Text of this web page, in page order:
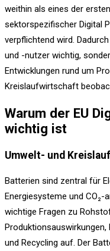
weithin als eines der
sektorspezifischer Digital
verpflichtend wird.
und -nutzer wichtig,
Entwicklungen rund um
Kreislaufwirtschaft
Warum der EU
wichtig ist
Umwelt- und
Batterien sind zentral für
Energiesysteme und
wichtige Fragen zu
Produktionsauswirkungen,
und Recycling auf. Der